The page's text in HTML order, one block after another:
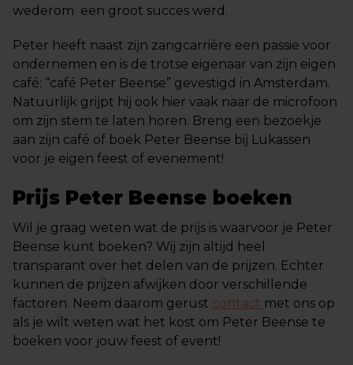
wederom een groot succes werd.
Peter heeft naast zijn zangcarrière een passie voor
ondernemen en is de trotse eigenaar van zijn eigen
café: “café Peter Beense” gevestigd in Amsterdam.
Natuurlijk grijpt hij ook hier vaak naar de microfoon
om zijn stem te laten horen. Breng een bezoekje
aan zijn café of boek Peter Beense bij Lukassen
voor je eigen feest of evenement!
Prijs Peter Beense boeken
Wil je graag weten wat de prijs is waarvoor je Peter
Beense kunt boeken? Wij zijn altijd heel
transparant over het delen van de prijzen. Echter
kunnen de prijzen afwijken door verschillende
factoren. Neem daarom gerust contact met ons op
als je wilt weten wat het kost om Peter Beense te
boeken voor jouw feest of event!